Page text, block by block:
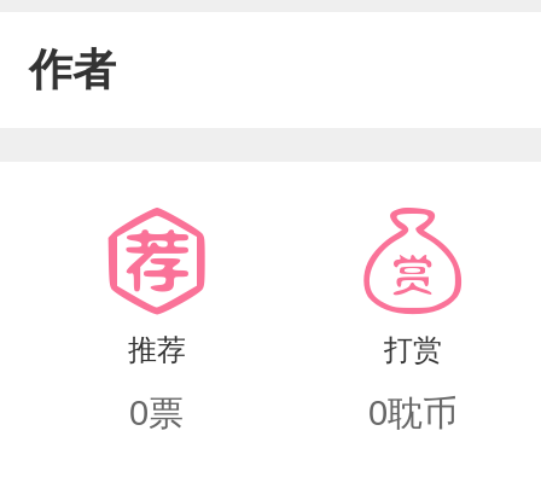
作者
推荐
0票
打赏
0耽币